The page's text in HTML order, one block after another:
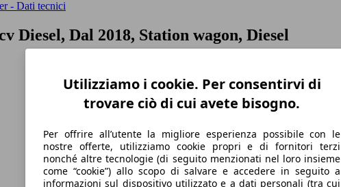
- Dati tecnici
Diesel, Dal 2018, Station wagon, Diesel
Utilizziamo i cookie. Per consentirvi di
trovare ciò di cui avete bisogno.
Per offrire all’utente la migliore esperienza possibile con le
nostre offerte, utilizziamo cookie propri e di fornitori terzi
nonché altre tecnologie (di seguito menzionati nel loro insieme
come “cookie”) allo scopo di salvare e accedere in seguito a
informazioni sul dispositivo utilizzato e a dati personali (tra cui